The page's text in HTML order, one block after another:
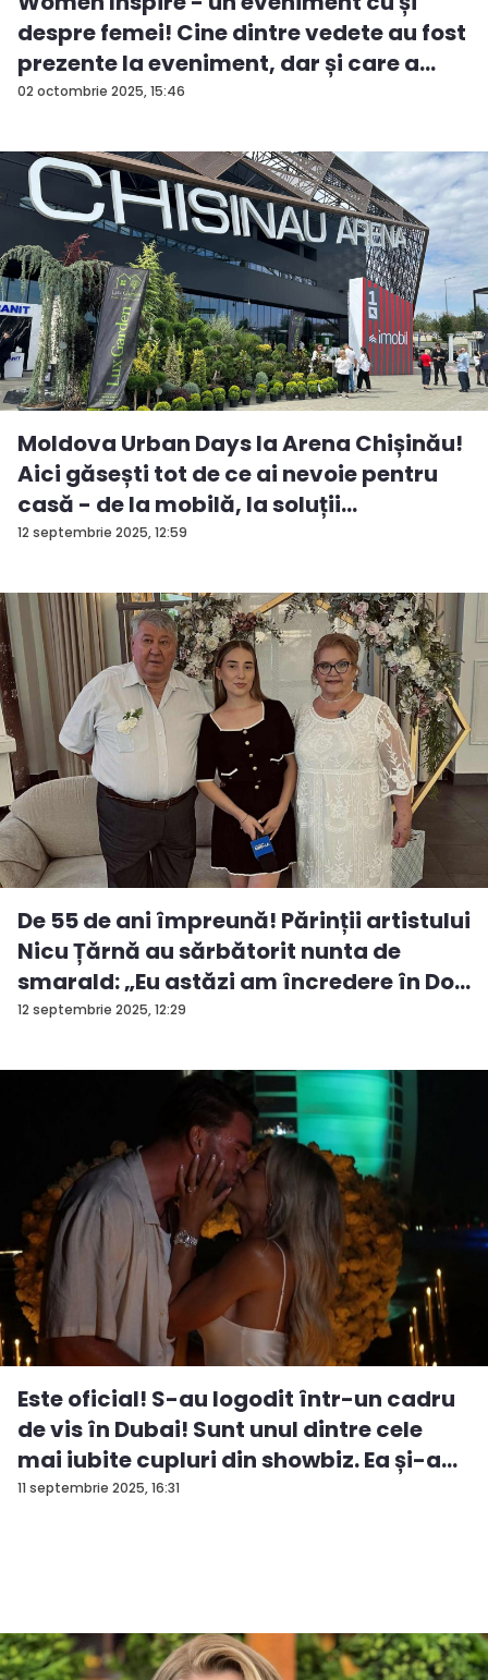
02 octombrie 2025, 15:46
despre femei! Cine dintre vedete au fost
prezente la eveniment, dar și care a
fos...
12 septembrie 2025, 12:59
Moldova Urban Days la Arena Chișinău!
Aici găsești tot de ce ai nevoie pentru
casă - de la mobilă, la soluții
ingenioas...
12 septembrie 2025, 12:29
De 55 de ani împreună! Părinții artistului
Nicu Țărnă au sărbătorit nunta de
smarald: „Eu astăzi am încredere în Do...
11 septembrie 2025, 16:31
Este oficial! S-au logodit într-un cadru
de vis în Dubai! Sunt unul dintre cele
mai iubite cupluri din showbiz. Ea și-a
e...